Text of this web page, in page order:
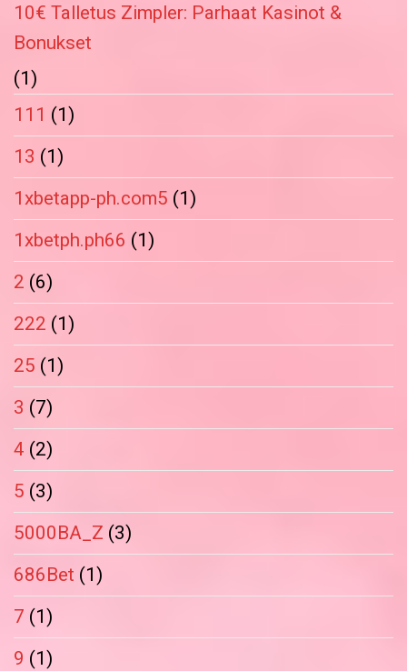
10€ Talletus Zimpler: Parhaat Kasinot &
Bonukset
(1)
111 (1)
13 (1)
1xbetapp-ph.com5 (1)
1xbetph.ph66 (1)
2 (6)
222 (1)
25 (1)
3 (7)
4 (2)
5 (3)
5000BA_Z (3)
686Bet (1)
7 (1)
9 (1)